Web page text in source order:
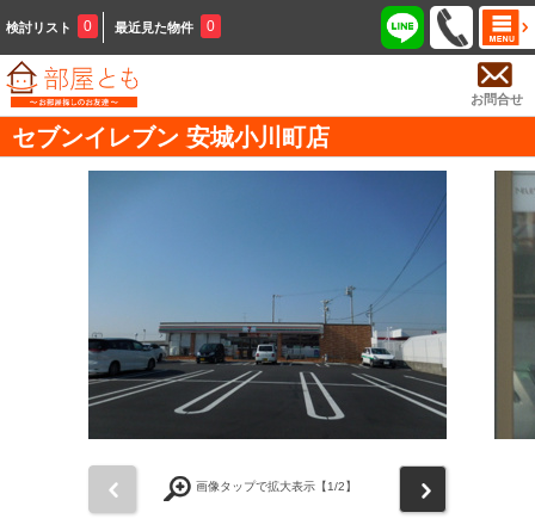
検討リスト 0 最近見た物件 0
お問合せ
セブンイレブン 安城小川町店
画像タップで拡大表示【1/2】